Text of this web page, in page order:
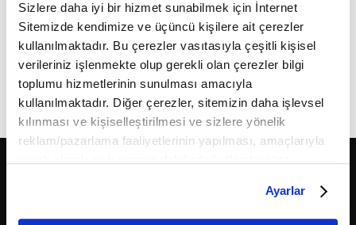
Sizlere daha iyi bir hizmet sunabilmek için İnternet
Sitemizde kendimize ve üçüncü kişilere ait çerezler
kullanılmaktadır. Bu çerezler vasıtasıyla çeşitli kişisel
verileriniz işlenmekte olup gerekli olan çerezler bilgi
toplumu hizmetlerinin sunulması amacıyla
kullanılmaktadır. Diğer çerezler, sitemizin daha işlevsel
kılınması ve kişiselleştirilmesi ve sizlere yönelik
reklam/pazarlama faaliyetlerinin yapılması, amaçlarıyla
belirleyebilirsiniz. Çerezlere ilişkin detaylı bilgi için
Ayarlar butonuna tıklayabilir,Çerez Bilgilendirme
Ayarlar
Türkiye'nin İlk UNESCO
Edebiyat Şehri:
Kahramanmaraş
Kahramanmaraş, UNESCO
Yaratıcı Şehirler Ağı'na edebiyat
dalında kabul edilerek
Türkiye'nin bu prestijli listede
yer...